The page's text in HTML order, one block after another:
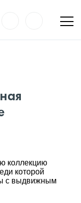
коллекцию
которой
с выдвижным